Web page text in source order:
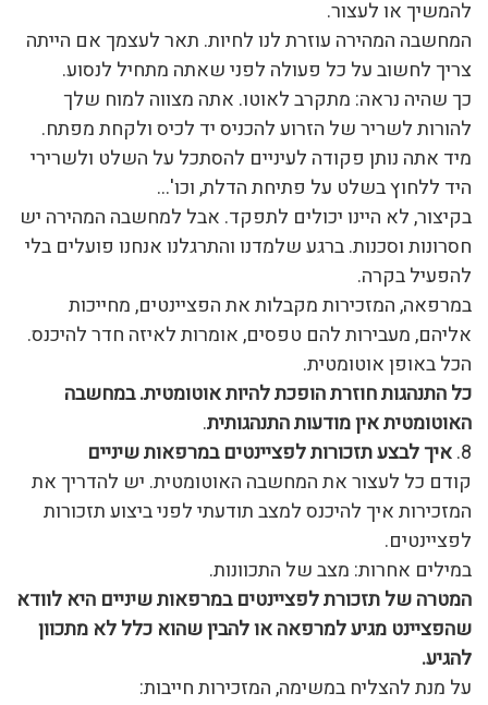
להמשיך או לעצור.
המחשבה המהירה עוזרת לנו לחיות. תאר לעצמך אם הייתה
צריך לחשוב על כל פעולה לפני שאתה מתחיל לנסוע.
כך שהיה נראה: מתקרב לאוטו. אתה מצווה למוח שלך
להורות לשריר של הזרוע להכניס יד לכיס ולקחת מפתח.
מיד אתה נותן פקודה לעיניים להסתכל על השלט ולשרירי
היד ללחוץ בשלט על פתיחת הדלת, וכו'…
בקיצור, לא היינו יכולים לתפקד. אבל למחשבה המהירה יש
חסרונות וסכנות. ברגע שלמדנו והתרגלנו אנחנו פועלים בלי
להפעיל בקרה.
במרפאה, המזכירות מקבלות את הפציינטים, מחייכות
אליהם, מעבירות להם טפסים, אומרות לאיזה חדר להיכנס.
הכל באופן אוטומטית.
כל התנהגות חוזרת הופכת להיות אוטומטית. במחשבה
האוטומטית אין מודעות התנהגותית.
8. איך לבצע תזכורות לפציינטים במרפאות שיניים
קודם כל לעצור את המחשבה האוטומטית. יש להדריך את
המזכירות איך להיכנס למצב תודעתי לפני ביצוע תזכורות
לפציינטים.
במילים אחרות: מצב של התכוונות.
המטרה של תזכורת לפציינטים במרפאות שיניים היא לוודא
שהפציינט מגיע למרפאה או להבין שהוא כלל לא מתכוון
להגיע.
על מנת להצליח במשימה, המזכירות חייבות: